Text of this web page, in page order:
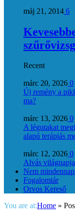
máj 21, 2014 6
Recent
márc 20, 2026 0
Új remény a
ma?
márc 13, 2026 0
A légutakat
alapú terápiás
márc 12, 2026 0
Alvás
Nem
Fogalomtár
Orvos Kereső
You are at:Home »